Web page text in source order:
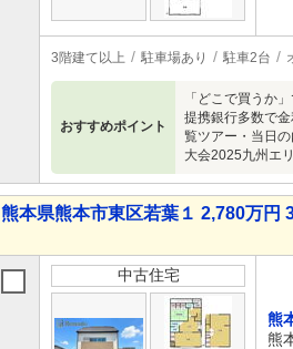
3階建て以上 駐車場あり 駐車2台
おすすめポイント
「どこで買うか
提携銀行多数で
覧ツアー・当日
大会2025九州エ
熊本県熊本市東区若葉１ 2,780万円
中古住宅
熊
熊